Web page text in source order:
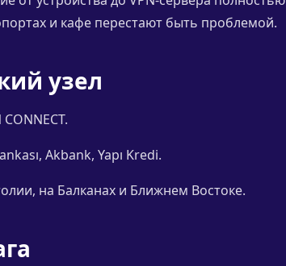
и кафе перестают быть проблемой.
узел
Akbank, Yapı Kredi.
на Балканах и Ближнем Востоке.